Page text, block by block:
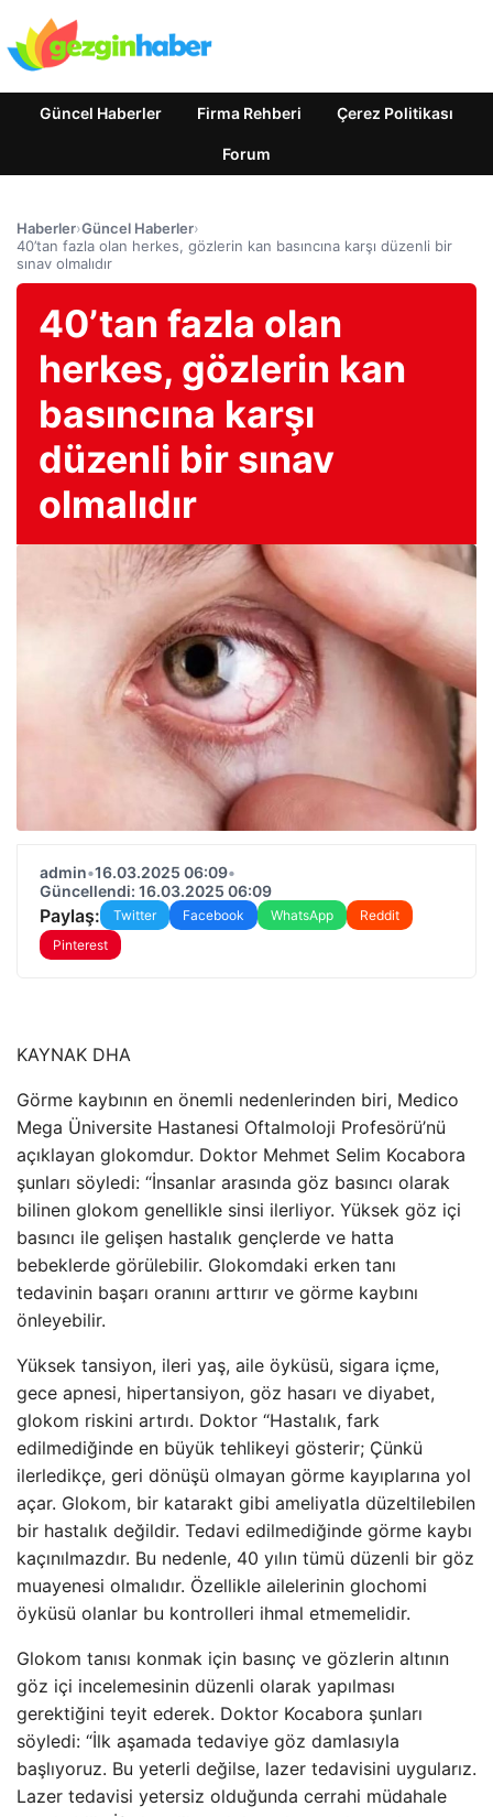
Güncel Haberler Firma Rehberi Çerez Politikası
Forum
Haberler›Güncel Haberler›
40’tan fazla olan herkes, gözlerin kan basıncına karşı düzenli bir
sınav olmalıdır
40’tan fazla olan
herkes, gözlerin kan
basıncına karşı
düzenli bir sınav
olmalıdır
admin•16.03.2025 06:09•
Güncellendi: 16.03.2025 06:09
Paylaş: Twitter Facebook WhatsApp
Reddit
Pinterest
KAYNAK DHA
Görme kaybının en önemli nedenlerinden biri, Medico
Mega Üniversite Hastanesi Oftalmoloji Profesörü’nü
açıklayan glokomdur. Doktor Mehmet Selim Kocabora
şunları söyledi: “İnsanlar arasında göz basıncı olarak
bilinen glokom genellikle sinsi ilerliyor. Yüksek göz içi
basıncı ile gelişen hastalık gençlerde ve hatta
bebeklerde görülebilir. Glokomdaki erken tanı
tedavinin başarı oranını arttırır ve görme kaybını
önleyebilir.
Yüksek tansiyon, ileri yaş, aile öyküsü, sigara içme,
gece apnesi, hipertansiyon, göz hasarı ve diyabet,
glokom riskini artırdı. Doktor “Hastalık, fark
edilmediğinde en büyük tehlikeyi gösterir; Çünkü
ilerledikçe, geri dönüşü olmayan görme kayıplarına yol
açar. Glokom, bir katarakt gibi ameliyatla düzeltilebilen
bir hastalık değildir. Tedavi edilmediğinde görme kaybı
kaçınılmazdır. Bu nedenle, 40 yılın tümü düzenli bir göz
muayenesi olmalıdır. Özellikle ailelerinin glochomi
öyküsü olanlar bu kontrolleri ihmal etmemelidir.
Glokom tanısı konmak için basınç ve gözlerin altının
göz içi incelemesinin düzenli olarak yapılması
gerektiğini teyit ederek. Doktor Kocabora şunları
söyledi: “İlk aşamada tedaviye göz damlasıyla
başlıyoruz. Bu yeterli değilse, lazer tedavisini uygularız.
Lazer tedavisi yetersiz olduğunda cerrahi müdahale